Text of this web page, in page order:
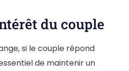
du couple
si le couple répond
de maintenir un